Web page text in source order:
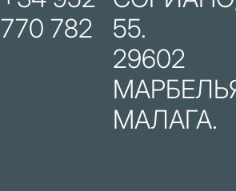
770 782
55.
29602
МАЛАГА.